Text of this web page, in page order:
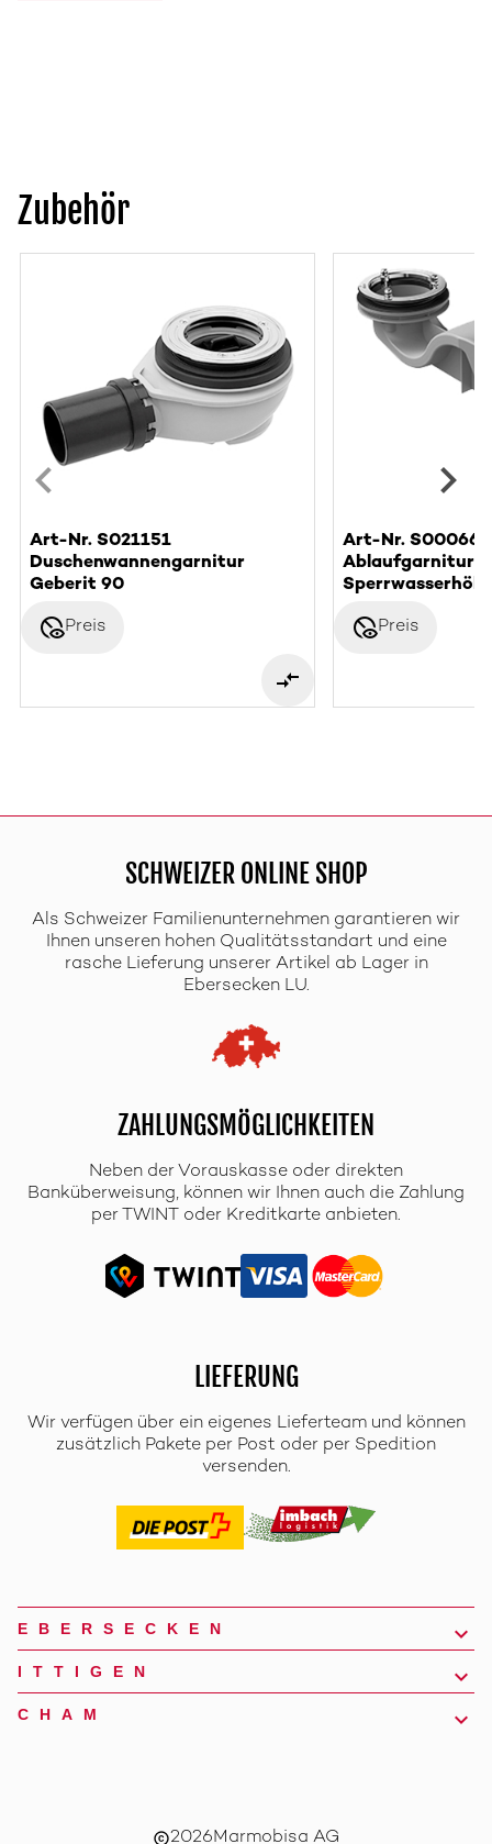
Zubehör
Art-Nr. S021151
Duschenwannengarnitur
Geberit 90
disabled_visiblePreis
Art-Nr. S000662
Ablaufgarnitur
disabled_visiblePreis
SCHWEIZER ONLINE SHOP
Als Schweizer Familienunternehmen garantieren wir
Ihnen unseren hohen Qualitätsstandart und eine
rasche Lieferung unserer Artikel ab Lager in
Ebersecken LU.
ZAHLUNGSMÖGLICHKEITEN
Neben der Vorauskasse oder direkten
Banküberweisung, können wir Ihnen auch die Zahlung
per TWINT oder Kreditkarte anbieten.
LIEFERUNG
Wir verfügen über ein eigenes Lieferteam und können
zusätzlich Pakete per Post oder per Spedition
versenden.
EBERSECKEN
ITTIGEN
CHAM
copyright2026Marmobisa AG